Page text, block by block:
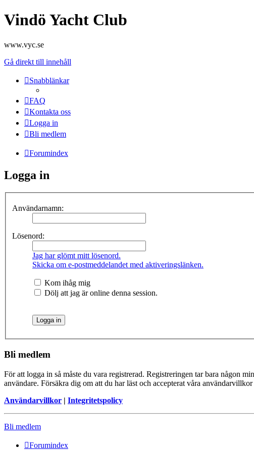
Vindö Yacht Club
www.vyc.se
Gå direkt till innehåll
Snabblänkar
FAQ
Kontakta oss
Logga in
Bli medlem
Forumindex
Logga in
Användarnamn:
Lösenord:
Jag har glömt mitt lösenord.
Skicka om e-postmeddelandet med aktiveringslänken.
Kom ihåg mig
Dölj att jag är online denna session.
Bli medlem
För att logga in så måste du vara registrerad. Registreringen tar bara någon
användare. Försäkra dig om att du har läst och accepterat våra
Användarvillkor | Integritetspolicy
Bli medlem
Forumindex